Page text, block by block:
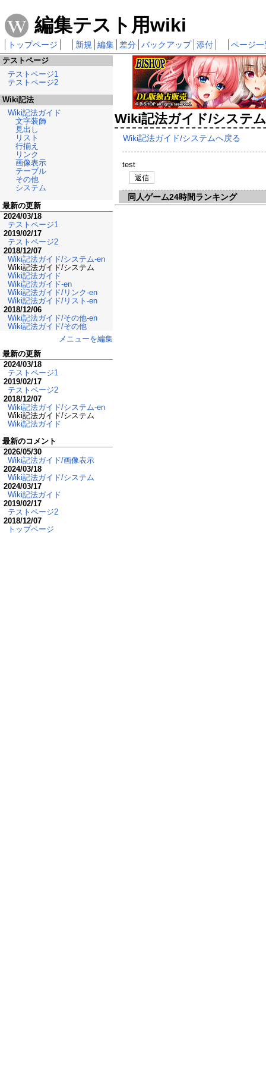
編集テスト用wiki
トップページ 新規 編集 差分 バックアップ 添付 ページ一
Wiki記法ガイド/システ
Wiki記法ガイド/システムへ戻る
test
返信
同人ゲーム24時間ランキング
テストページ
テストページ1
テストページ2
Wiki記法
Wiki記法ガイド
文字装飾
見出し
リスト
行揃え
リンク
画像表示
テーブル
その他
システム
最新の更新
2024/03/18
テストページ1
2019/02/17
テストページ2
2018/12/07
Wiki記法ガイド/システム-en
Wiki記法ガイド/システム
Wiki記法ガイド
Wiki記法ガイド-en
Wiki記法ガイド/リンク-en
Wiki記法ガイド/リスト-en
2018/12/06
Wiki記法ガイド/その他-en
Wiki記法ガイド/その他
メニューを編集
最新の更新
2024/03/18
テストページ1
2019/02/17
テストページ2
2018/12/07
Wiki記法ガイド/システム-en
Wiki記法ガイド/システム
Wiki記法ガイド
最新のコメント
2026/05/30
Wiki記法ガイド/画像表示
2024/03/18
Wiki記法ガイド/システム
2024/03/17
Wiki記法ガイド
2019/02/17
テストページ2
2018/12/07
トップページ